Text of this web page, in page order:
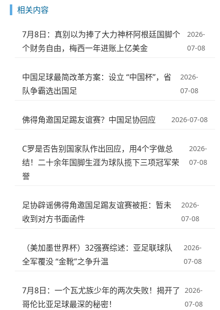
相关内容
7月8日：真别以为捧了大力神杯阿根廷国脚个
个财务自由，梅西一年进账上亿美金
2026-
07-08
中国足球最简改革方案：设立 “中国杯”，省
队争霸选出国足
2026-
07-08
佛得角邀国足踢友谊赛？中国足协回应 2026-07-08
C罗是否告别国家队作出回应，用4个字做总
结！二十余年国脚生涯为球队揽下三项冠军荣
誉
2026-
07-08
足协辟谣佛得角邀国足踢友谊赛被拒：暂未
收到对方书面函件
2026-
07-08
（美加墨世界杯）32强赛综述：亚足联球队
全军覆没 “金靴”之争升温
2026-
07-08
7月8日：一个瓦尤族少年的两次失败！揭开了
哥伦比亚足球最深的秘密！
2026-
07-08